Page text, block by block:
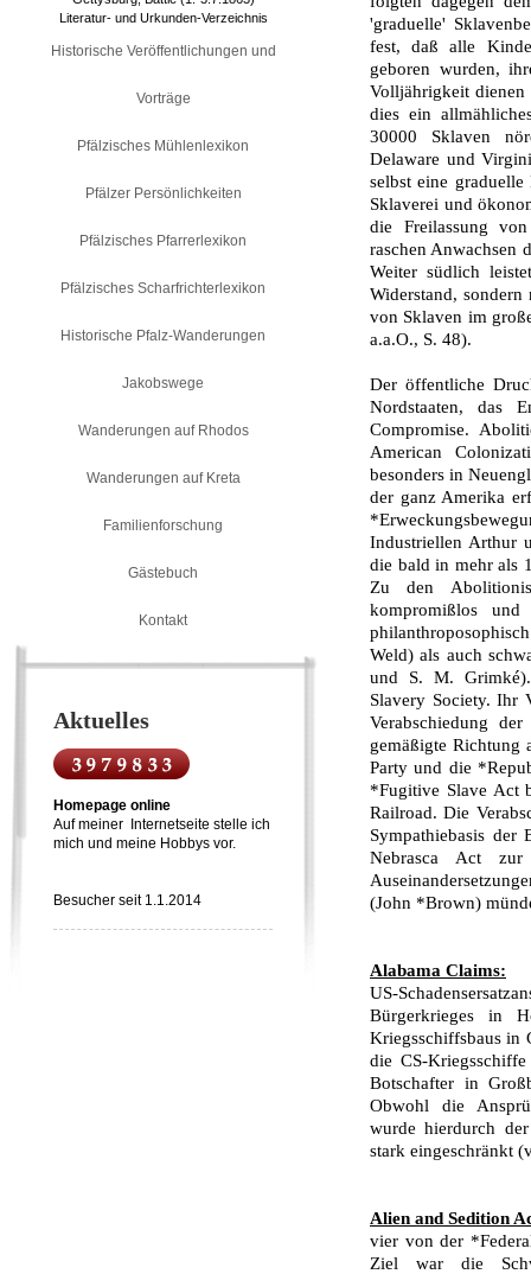
'graduelle'
fest, daß alle
geboren wurden,
Volljährigkeit
dies ein
30000 Sklaven
Delaware und
selbst eine
Sklaverei und
die Freilassung
raschen Anwachsen
Weiter südlich
Widerstand,
von Sklaven im
a.a.O., S. 48).
Der öffentliche
Nordstaaten, das
Compromise.
American
besonders in
der ganz Amerika
Industriellen Ar­thur
die bald in mehr als
Zu den
kompromißlos
Weld) als auch
und S. M.
Slavery Society. Ihr
Verabschiedung
gemäßigte
Party und die
*Fugitive Slave Act
Railroad. Die
Sympathiebasis der
Nebrasca Act zur
(John *Brown)
Alabama Claims:
US-
Bürgerkrieges in
Kriegsschiffsbaus in
die CS-
Botschafter in
Obwohl die
wurde hierdurch
stark eingeschränkt
Alien and Sedition
vier von der
Ziel war die
Literatur- und Urkunden-Verzeichnis
Historische Veröffentlichungen und
Vorträge
Pfälzisches Mühlenlexikon
Pfälzer Persönlichkeiten
Pfälzisches Pfarrerlexikon
Pfälzisches Scharfrichterlexikon
Historische Pfalz-Wanderungen
Jakobswege
Wanderungen auf Rhodos
Wanderungen auf Kreta
Familienforschung
Gästebuch
Kontakt
Aktuelles
Homepage online
Auf meiner Internetseite stelle ich
mich und meine Hobbys vor.
Besucher seit 1.1.2014